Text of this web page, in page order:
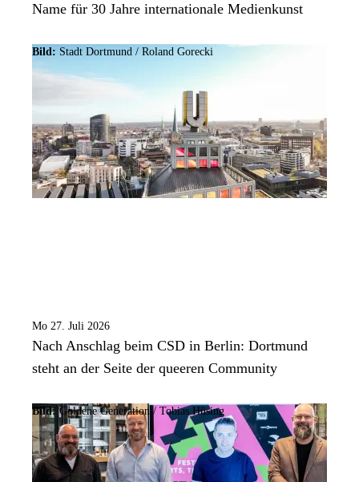
Name für 30 Jahre internationale Medienkunst
Bild: Stadt Dortmund / Roland Gorecki
Mo 27. Juli 2026
Nach Anschlag beim CSD in Berlin: Dortmund
steht an der Seite der queeren Community
Bild: Goldene Generation / Tobias Hüsing